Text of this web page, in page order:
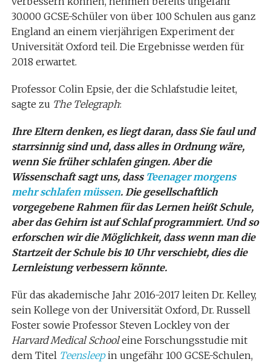
30.000 GCSE-Schüler von über 100 Schulen aus ganz
England an einem vierjährigen Experiment der
Universität Oxford teil. Die Ergebnisse werden für
2018 erwartet.
Professor Colin Epsie, der die Schlafstudie leitet,
sagte zu The Telegraph:
Ihre Eltern denken, es liegt daran, dass Sie faul und
starrsinnig sind und, dass alles in Ordnung wäre,
wenn Sie früher schlafen gingen. Aber die
Wissenschaft sagt uns, dass Teenager morgens
mehr schlafen müssen. Die gesellschaftlich
vorgegebene Rahmen für das Lernen heißt Schule,
aber das Gehirn ist auf Schlaf programmiert. Und so
erforschen wir die Möglichkeit, dass wenn man die
Startzeit der Schule bis 10 Uhr verschiebt, dies die
Lernleistung verbessern könnte.
Für das akademische Jahr 2016-2017 leiten Dr. Kelley,
sein Kollege von der Universität Oxford, Dr. Russell
Foster sowie Professor Steven Lockley von der
Harvard Medical Schooleine Forschungsstudie mit
dem Titel Teensleepin ungefähr 100 GCSE-Schulen,